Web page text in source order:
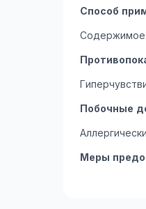
Способ
Содержимое
Побочные
Меры